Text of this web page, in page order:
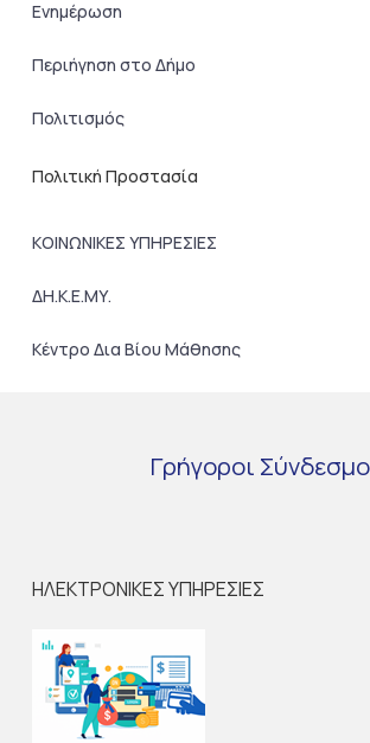
Ενημέρωση
Περιήγηση στο Δήμο
Πολιτισμός
Πολιτική Προστασία
ΚΟΙΝΩΝΙΚΕΣ ΥΠΗΡΕΣΙΕΣ
ΔΗ.Κ.Ε.ΜΥ.
Κέντρο Δια Βίου Μάθησης
Γρήγοροι
ΗΛΕΚΤΡΟΝΙΚΕΣ ΥΠΗΡΕΣΙΕΣ